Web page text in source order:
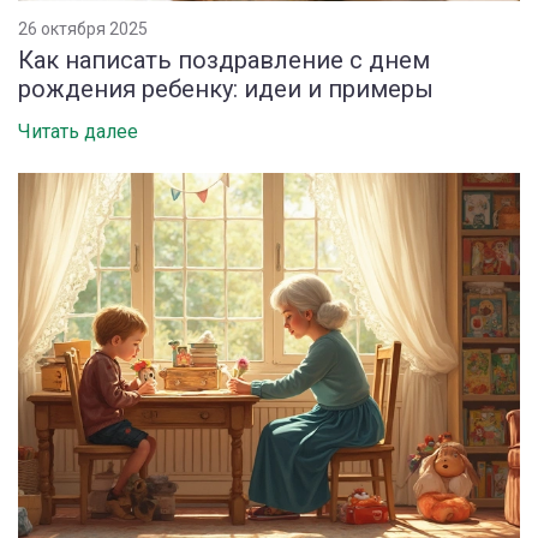
26 октября 2025
Как написать поздравление с днем
рождения ребенку: идеи и примеры
Читать далее